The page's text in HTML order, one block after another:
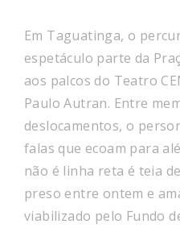
Em Taguatinga, o
espetáculo parte da
aos palcos do Teatro
Paulo Autran. Entre
deslocamentos, o
falas que ecoam para
não é linha reta é teia
preso entre ontem e
viabilizado pelo Fundo